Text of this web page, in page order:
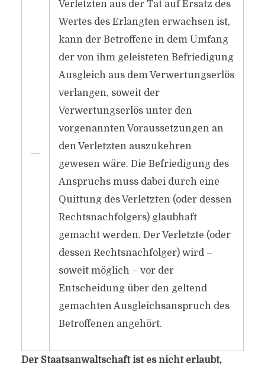
―
Verletzten aus der Tat auf Ersatz des
Wertes des Erlangten erwachsen ist,
kann der Betroffene in dem Umfang
der von ihm geleisteten Befriedigung
Ausgleich aus dem Verwertungserlös
verlangen, soweit der
Verwertungserlös unter den
vorgenannten Voraussetzungen an
den Verletzten auszukehren
gewesen wäre. Die Befriedigung des
Anspruchs muss dabei durch eine
Quittung des Verletzten (oder dessen
Rechtsnachfolgers) glaubhaft
gemacht werden. Der Verletzte (oder
dessen Rechtsnachfolger) wird –
soweit möglich – vor der
Entscheidung über den geltend
gemachten Ausgleichsanspruch des
Betroffenen angehört.
Der Staatsanwaltschaft ist es nicht erlaubt,